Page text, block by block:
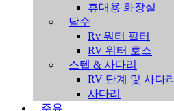
휴대용 화장실
담수
Rv 워터 필터
RV 워터 호스
스텝 & 사다리
RV 단계 및 사다리
사다리
주유